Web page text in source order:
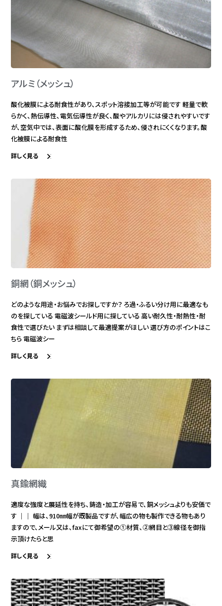
アルミ（メッシュ）
酸化被膜による耐食性があり、スポット溶接加工等が可能です 軽量で軟
らかく、熱伝導性、電気伝導性が良く、酸やアルカリには侵されやすいです
が、空気中では、表面に酸化膜を形成するため、侵されにくくなります。酸
化被膜による耐食性
詳しく見る
銅網（銅メッシュ）
どのような用途・お悩みでお探しですか？ ろ過・ふるい分け用に最適なも
のを探している 電磁波シールド用に探している 高い耐久性・耐熱性・耐
食性で選びたい まずは相談して最適提案がほしい 選び方のポイントはこ
ちら 電磁波シー
詳しく見る
真鍮網織
適度な強度と展延性を持ち、鋳造・加工が容易で、銅メッシュよりも安価で
す ｜｜ 幅は、910㎜幅が既製品ですが、幅広の物も製作できる物もあり
ますので、メール又は、faxにて御希望の①材質、②網目と③線径を御指
示頂けたらと思
詳しく見る